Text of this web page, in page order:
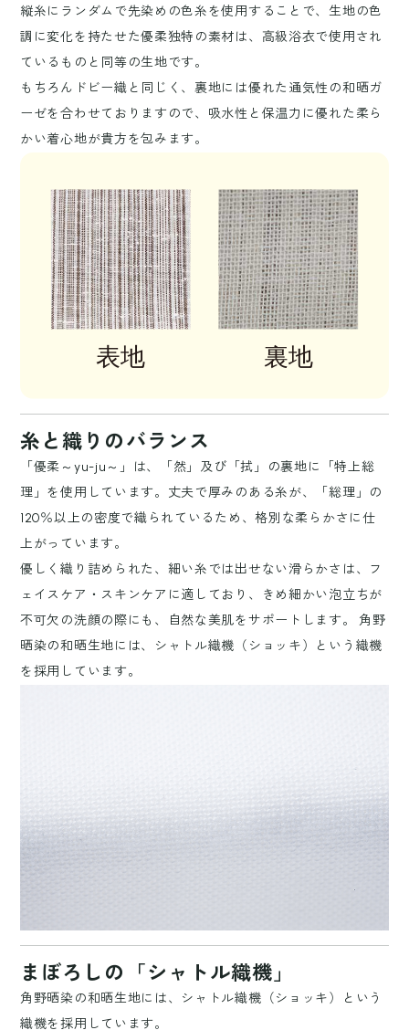
縦糸にランダムで先染めの色糸を使用することで、生地の色
調に変化を持たせた優柔独特の素材は、高級浴衣で使用され
ているものと同等の生地です。
もちろんドビー織と同じく、裏地には優れた通気性の和晒ガ
ーゼを合わせておりますので、吸水性と保温力に優れた柔ら
かい着心地が貴方を包みます。
糸と織りのバランス
「優柔～yu-ju～」は、「然」及び「拭」の裏地に「特上総
理」を使用しています。丈夫で厚みのある糸が、「総理」の
120％以上の密度で織られているため、格別な柔らかさに仕
上がっています。
優しく織り詰められた、細い糸では出せない滑らかさは、フ
ェイスケア・スキンケアに適しており、きめ細かい泡立ちが
不可欠の洗顔の際にも、自然な美肌をサポートします。 角野
晒染の和晒生地には、シャトル織機（ショッキ）という織機
を採用しています。
まぼろしの「シャトル織機」
角野晒染の和晒生地には、シャトル織機（ショッキ）という
織機を採用しています。